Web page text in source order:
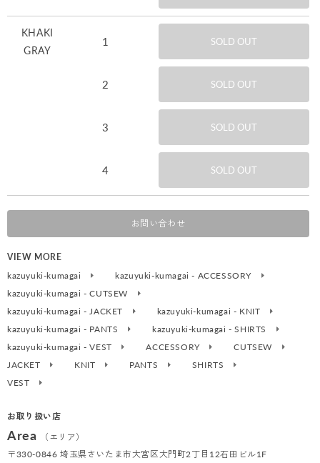
KHAKI
GRAY
1 SOLD OUT
2 SOLD OUT
3 SOLD OUT
4 SOLD OUT
お問い合わせ
VIEW MORE
kazuyuki-kumagai
kazuyuki-kumagai - ACCESSORY
kazuyuki-kumagai - CUTSEW
kazuyuki-kumagai - JACKET
kazuyuki-kumagai - KNIT
kazuyuki-kumagai - PANTS
kazuyuki-kumagai - SHIRTS
kazuyuki-kumagai - VEST
ACCESSORY
CUTSEW
JACKET
KNIT PANTS
SHIRTS
VEST
お取り扱い店
Area
（エリア）
〒330-0846 埼玉県さいたま市大宮区大門町2丁目12石田ビル1F